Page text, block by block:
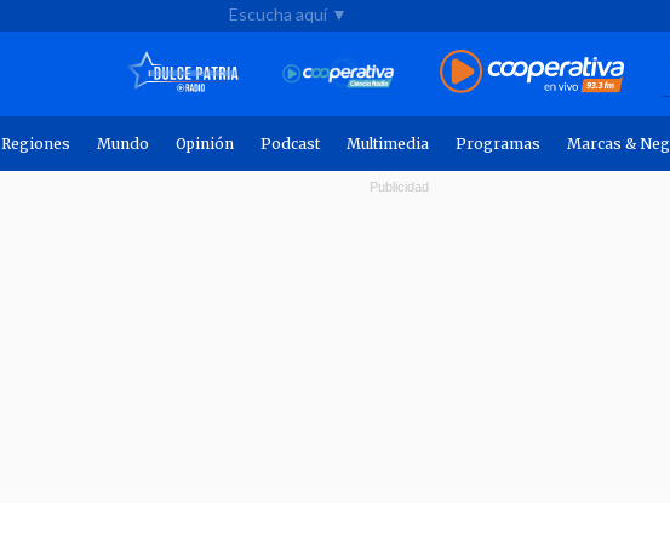
Escucha aquí ▼
Regiones Mundo Opinión Podcast Multimedia Programas Marcas &